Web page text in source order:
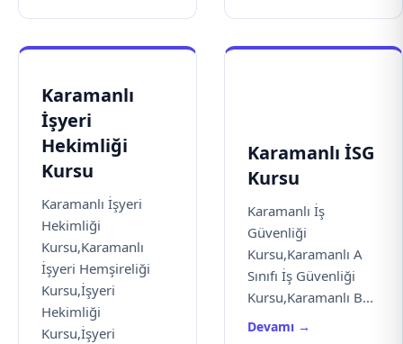
Karamanlı
İşyeri
Hekimliği
Kursu
Karamanlı İşyeri
Hekimliği
Kursu,Karamanlı
İşyeri Hemşireliği
Kursu,İşyeri
Hekimliği
Kursu,İşyeri
Karamanlı İSG
Kursu
Karamanlı İş
Güvenliği
Kursu,Karamanlı A
Sınıfı İş Güvenliği
Kursu,Karamanlı B...
Devamı →